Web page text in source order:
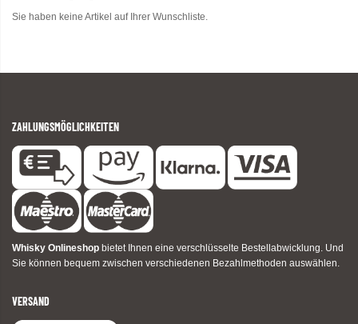
Sie haben keine Artikel auf Ihrer Wunschliste.
ZAHLUNGSMÖGLICHKEITEN
Whisky Onlineshop bietet Ihnen eine verschlüsselte Bestellabwicklung. Und
Sie können bequem zwischen verschiedenen Bezahlmethoden auswählen.
VERSAND